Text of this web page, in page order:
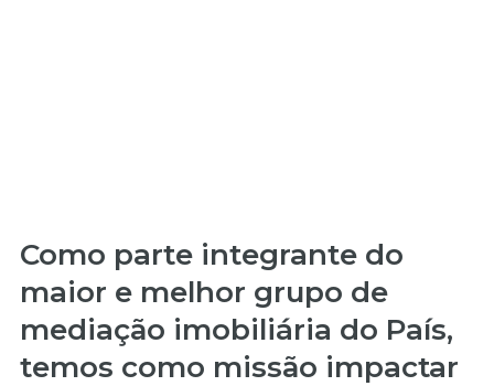
Como parte integrante do
maior e melhor grupo de
mediação imobiliária do País,
temos como missão impactar